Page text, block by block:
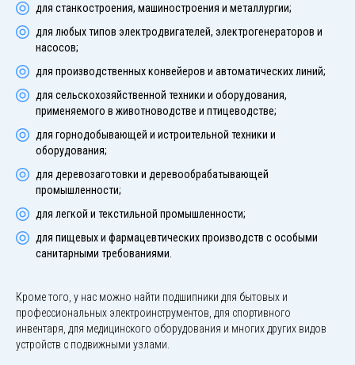
для станкостроения, машиностроения и металлургии;
для любых типов электродвигателей, электрогенераторов и
насосов;
для производственных конвейеров и автоматических линий;
для сельскохозяйственной техники и оборудования,
применяемого в животноводстве и птицеводстве;
для горнодобывающей и истроительной техники и
оборудования;
для деревозаготовки и деревообрабатывающей
промышленности;
для легкой и текстильной промышленности;
для пищевых и фармацевтических производств с особыми
санитарными требованиями.
Кроме того, у нас можно найти подшипники для бытовых и
профессиональных электроинструментов, для спортивного
инвентаря, для медицинского оборудования и многих других видов
устройств с подвижными узлами.